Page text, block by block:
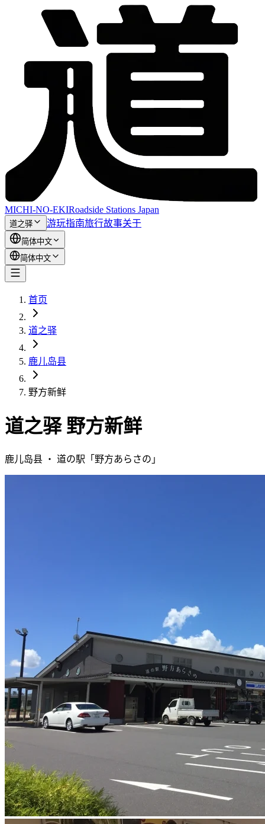
MICHI-NO-EKIRoadside Stations Japan
道之驿 游玩指南旅行故事关于
简体中文
简体中文
首页
道之驿
鹿儿岛县
野方新鲜
道之驿 野方新鲜
鹿儿岛县 ・ 道の駅「 野方あらさの 」